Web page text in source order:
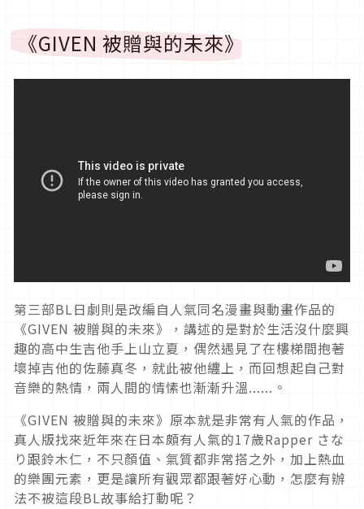
《GIVEN 被贈與的未來》
第三部BL日劇則是改編自人氣同名漫畫與動畫作品的
《GIVEN 被贈與的未來》，講述的是對於生活沒什麼興
趣的高中生吉他手上山立夏，偶然遇見了在樓梯間抱著
壞掉吉他的佐藤真冬，就此被他纏上，而回想起自己對
音樂的熱情，兩人間的情愫也漸漸升溫......。
《GIVEN 被贈與的未來》原本就是非常有人氣的作品，
真人版找來近年來在日本頗有人氣的17歲Rapper さな
り跟鈴木仁，不只顏值、氣質都非常搭之外，加上熱血
的樂團元素，更是讓所有觀眾都跟著好心動，怎麼有辦
法不被這段BL故事給打動呢？